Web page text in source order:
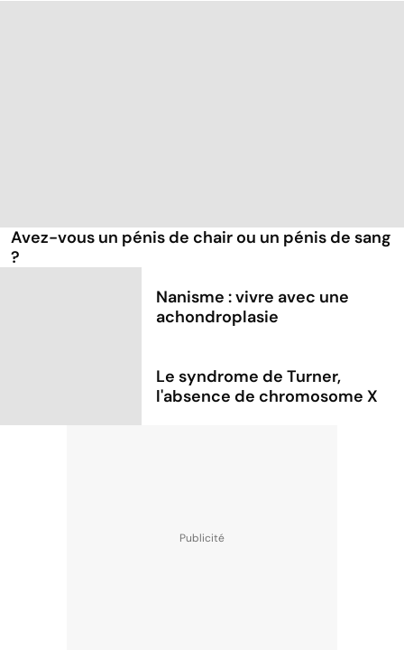
Avez-vous un pénis de chair ou un pénis de sang
?
Nanisme : vivre avec une
achondroplasie
Le syndrome de Turner,
l'absence de chromosome X